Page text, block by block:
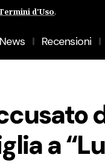
d'Uso.
News Recensioni
a